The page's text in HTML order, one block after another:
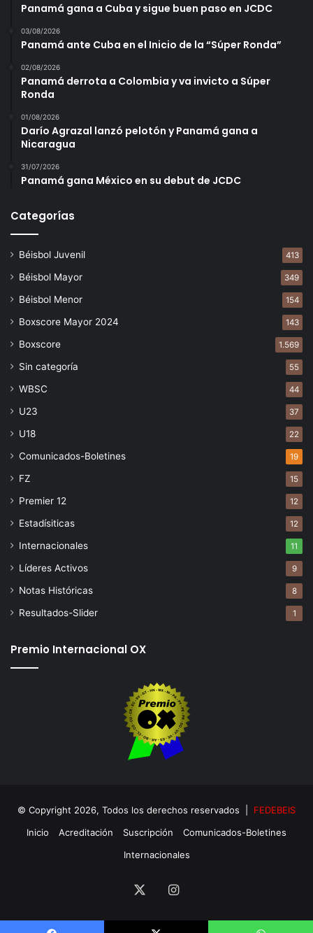
Panamá gana a Cuba y sigue buen paso en JCDC
03/08/2026
Panamá ante Cuba en el Inicio de la “Súper Ronda”
02/08/2026
Panamá derrota a Colombia y va invicto a Súper
Ronda
01/08/2026
Darío Agrazal lanzó pelotón y Panamá gana a
Nicaragua
31/07/2026
Panamá gana México en su debut de JCDC
Categorías
Béisbol Juvenil 413
Béisbol Mayor 349
Béisbol Menor 154
Boxscore Mayor 2024 143
Boxscore 1.569
Sin categoría 55
WBSC 44
U23 37
U18 22
Comunicados-Boletines 19
FZ 15
Premier 12 12
Estadísiticas 12
Internacionales 11
Líderes Activos 9
Notas Históricas 8
Resultados-Slider 1
Premio Internacional OX
© Copyright 2026, Todos los derechos reservados | FEDEBEIS
Inicio
Acreditación Suscripción
Comunicados-Boletines
Internacionales
Instagram